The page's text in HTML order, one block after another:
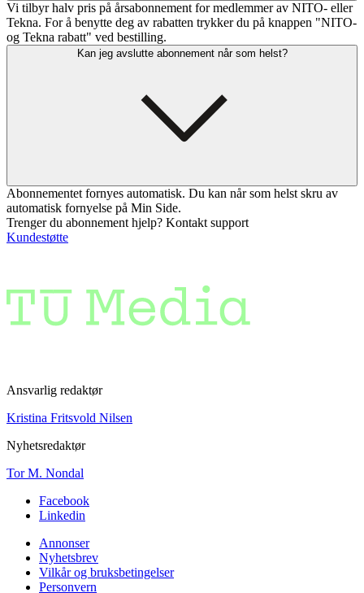
Vi tilbyr halv pris på årsabonnement for medlemmer av NITO- eller
Tekna. For å benytte deg av rabatten trykker du på knappen "NITO-
og Tekna rabatt" ved bestilling.
Kan jeg avslutte abonnement når som helst?
Abonnementet fornyes automatisk. Du kan når som helst skru av
automatisk fornyelse på Min Side.
Trenger du abonnement hjelp? Kontakt support
Kundestøtte
Ansvarlig redaktør
Kristina Fritsvold Nilsen
Nyhetsredaktør
Tor M. Nondal
Facebook
Linkedin
Annonser
Nyhetsbrev
Vilkår og bruksbetingelser
Personvern